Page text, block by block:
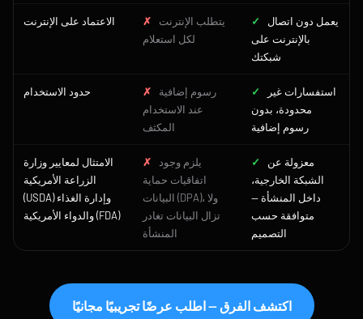
الاعتماد على الإنترنت ✗
لكل استعلام
✓
بالإنترنت على
شبكتك
حدود الاستخدام ✗
عند الاستخدام
المكثف
✓
محدودة، بدون
رسوم إضافية
الامتثال لمعايير وزارة
الزراعة الأمريكية
(USDA) وإدارة الغذاء
والدواء الأمريكية (FDA)
✗
اتفاقيات حماية
البيانات (DPA)، ولا
تزال البيانات تغادر
المنشأة
✓
الشبكة الخارجية،
داخل المنشأة —
متوافقة حسب
التصميم
اكتشف الفرق — اطلب عرضًا تجريبيًا مجانيًا